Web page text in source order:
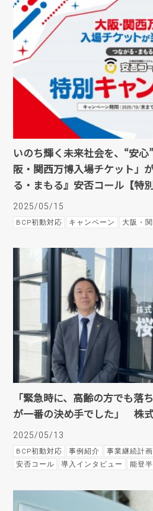
いのち輝く未来社会を、“安
阪・関西万博入場チケット」
る・まもる』安否コール【特
2025/05/15
BCP初動対応 キャンペーン 大阪・
「緊急時に、高齢の方でも落
が一番の決め手でした」 株
2025/05/13
BCP初動対応 事例紹介 事業継続計画
安否コール
導入インタビュー 能登